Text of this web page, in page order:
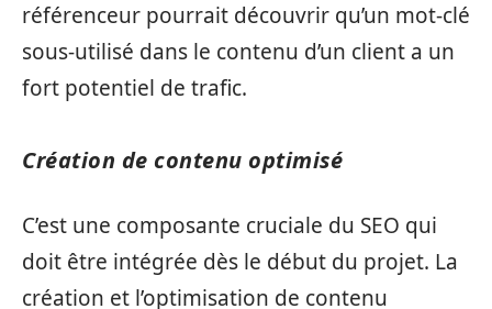
référenceur pourrait découvrir qu’un mot-clé
sous-utilisé dans le contenu d’un client a un
fort potentiel de trafic.
Création de contenu optimisé
C’est une composante cruciale du SEO qui
doit être intégrée dès le début du projet. La
création et l’optimisation de contenu